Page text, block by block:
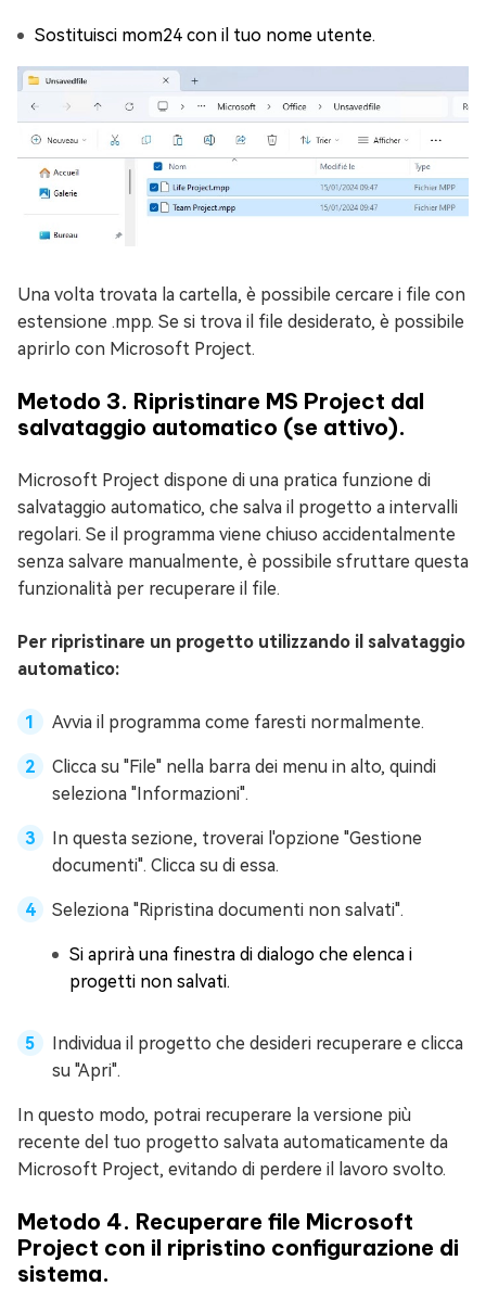
Sostituisci mom24 con il tuo nome utente.
Una volta trovata la cartella, è possibile cercare i file con
estensione .mpp. Se si trova il file desiderato, è possibile
aprirlo con Microsoft Project.
Metodo 3. Ripristinare MS Project dal
salvataggio automatico (se attivo).
Microsoft Project dispone di una pratica funzione di
salvataggio automatico, che salva il progetto a intervalli
regolari. Se il programma viene chiuso accidentalmente
senza salvare manualmente, è possibile sfruttare questa
funzionalità per recuperare il file.
Per ripristinare un progetto utilizzando il salvataggio
automatico:
Avvia il programma come faresti normalmente.
Clicca su "File" nella barra dei menu in alto, quindi
seleziona "Informazioni".
In questa sezione, troverai l'opzione "Gestione
documenti". Clicca su di essa.
Seleziona "Ripristina documenti non salvati".
Si aprirà una finestra di dialogo che elenca i
progetti non salvati.
Individua il progetto che desideri recuperare e clicca
su "Apri".
In questo modo, potrai recuperare la versione più
recente del tuo progetto salvata automaticamente da
Microsoft Project, evitando di perdere il lavoro svolto.
Metodo 4. Recuperare file Microsoft
Project con il ripristino configurazione di
sistema.